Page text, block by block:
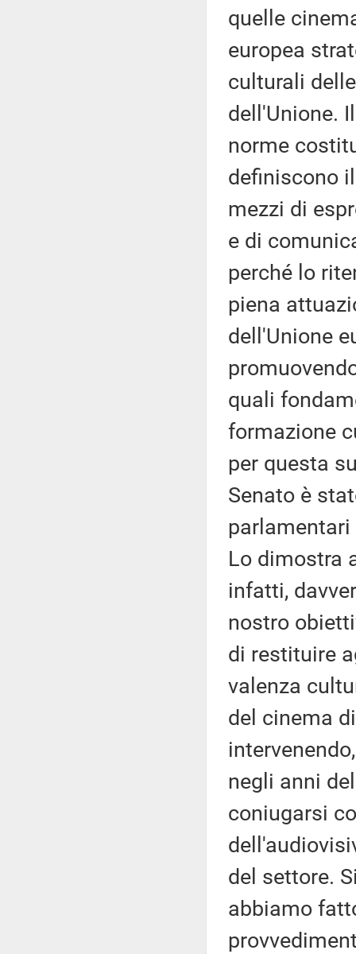
quelle
europea
culturali
dell'Unione.
norme
definiscono
mezzi di
e di
perché lo
piena
dell'Unione
quali
formazione
per questa
Senato è
Lo dimostra
infatti,
nostro
di restituire
valenza
del cinema
negli anni
coniugarsi
del settore.
abbiamo